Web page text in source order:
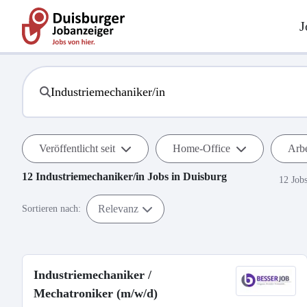
Veröffentlicht seit Home-Office
12 Industriemechaniker/in Jobs in Duisburg 12 Jobs
Sortieren nach: Relevanz
Industriemechaniker /
Mechatroniker (m/w/d)